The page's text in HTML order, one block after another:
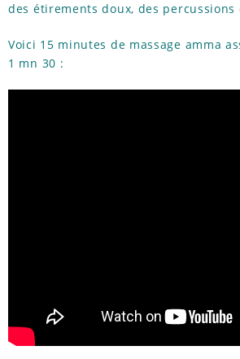
des étirements doux, des
Voici 15 minutes de massage amma
1 mn 30 :